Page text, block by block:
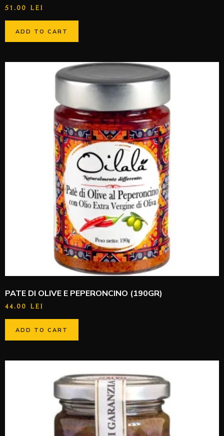
51.00 LEI
ADD TO CART
PATE DI OLIVE E PEPERONCINO (190GR)
44.00 LEI
ADD TO CART